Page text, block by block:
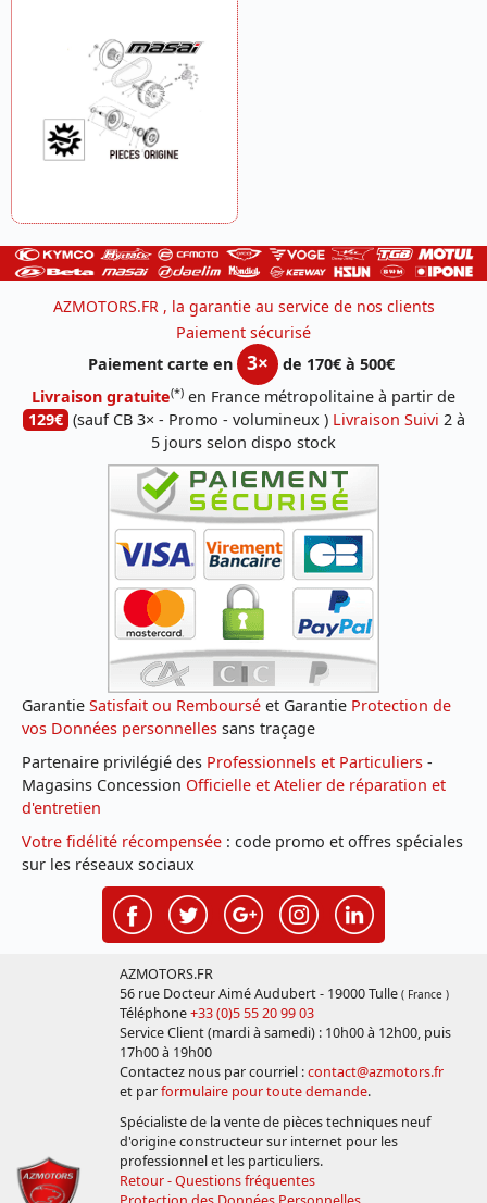
AZMOTORS.FR , la garantie au service de nos clients
Paiement sécurisé
Paiement carte en
3×
de 170€ à 500€
Livraison gratuite(*) en France métropolitaine à partir de
129€ (sauf CB 3× - Promo - volumineux ) Livraison Suivi 2 à
5 jours selon dispo stock
Garantie Satisfait ou Remboursé et Garantie Protection de
vos Données personnelles sans traçage
Partenaire privilégié des Professionnels et Particuliers -
Magasins Concession Officielle et Atelier de réparation et
d'entretien
Votre fidélité récompensée : code promo et offres spéciales
sur les réseaux sociaux
AZMOTORS.FR
56 rue Docteur Aimé Audubert - 19000 Tulle ( France )
Téléphone+33 (0)5 55 20 99 03
Service Client (mardi à samedi) : 10h00 à 12h00, puis
17h00 à 19h00
Contactez nous par courriel :contact@azmotors.fr
et parformulaire pour toute demande.
Spécialiste de la vente de pièces techniques neuf
d'origine constructeur sur internet pour les
professionnel et les particuliers.
Retour - Questions fréquentes